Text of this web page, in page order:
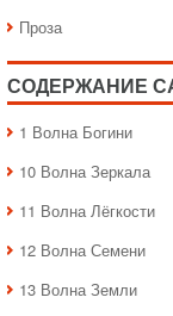
Проза
СОДЕРЖАНИЕ
1 Волна Богини
10 Волна Зеркала
11 Волна Лёгкости
12 Волна Семени
13 Волна Земли